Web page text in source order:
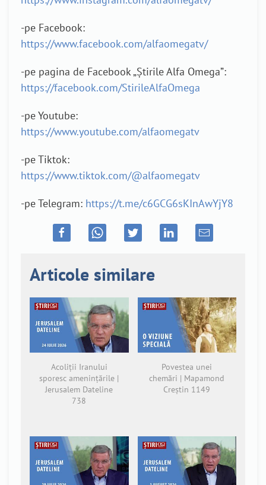
-pe Facebook:
https://www.facebook.com/alfaomegatv/
-pe pagina de Facebook „Știrile Alfa Omega”:
https://facebook.com/StirileAlfaOmega
-pe Youtube:
https://www.youtube.com/alfaomegatv
-pe Tiktok:
https://www.tiktok.com/@alfaomegatv
-pe Telegram: https://t.me/c6GCG6sKInAwYjY8
Articole similare
Acoliții Iranului
sporesc amenințările |
Jerusalem Dateline
738
Povestea unei
chemări | Mapamond
Creștin 1149